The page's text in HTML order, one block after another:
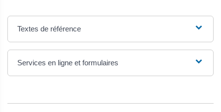
Textes de référence
Services en ligne et formulaires